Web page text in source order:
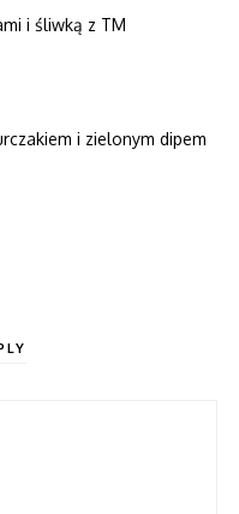
i śliwką z TM
i zielonym dipem